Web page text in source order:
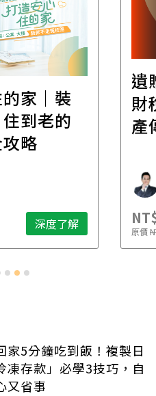
家｜裝
到老的
略
深度了解
遺
財
產
原價
家5分鐘吃到飯！複製日
凍存款」必學3技巧，自
又省事